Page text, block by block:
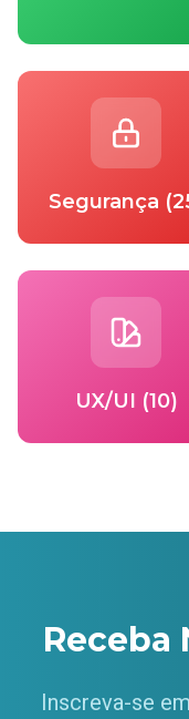
Segurança
UX/UI (10)
Receba
Inscreva-se